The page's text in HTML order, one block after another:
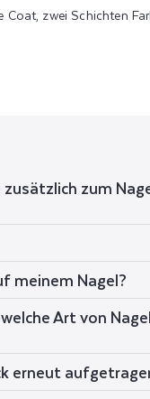
zwei Schichten
zum
meinem Nagel?
Art von
erneut